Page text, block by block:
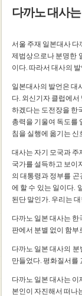
다까노 대사
서울 주재 일본대사
제법상으로나 분명한
이다. 따라서 대사의
일본대사의 발언은 대
다. 외신기자 클럽에
하겠다는 도전장을 한
총력을 기울여 독도를
침을 실행에 옮기는 신
대사는 자기 모국과
국가를 설득하고 보이
의 대통령과 정부를
에 할 수 있는 일이다.
된단 말인가. 우리는
다까노 일본 대사는
판에서 분별 없이 함
다까노 일본 대사의
만들었다. 평화질서를
다까노 일본 대사는
본인이 자진해서 떠나